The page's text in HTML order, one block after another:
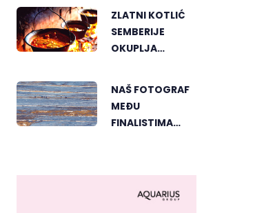
ZLATNI KOTLIĆ
SEMBERIJE
OKUPLJA
RIBLJEG
PAPRIKAŠA U
DVOROVIMA
NAŠ FOTOGRAF
MEĐU
FINALISTIMA
PHOTOGRAPHY"
FESTIVALA U
MONGOLIJI